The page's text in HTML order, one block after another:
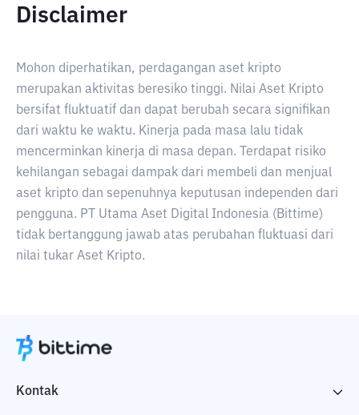
Disclaimer
Mohon diperhatikan, perdagangan aset kripto
merupakan aktivitas beresiko tinggi. Nilai Aset Kripto
bersifat fluktuatif dan dapat berubah secara signifikan
dari waktu ke waktu. Kinerja pada masa lalu tidak
mencerminkan kinerja di masa depan. Terdapat risiko
kehilangan sebagai dampak dari membeli dan menjual
aset kripto dan sepenuhnya keputusan independen dari
pengguna. PT Utama Aset Digital Indonesia (Bittime)
tidak bertanggung jawab atas perubahan fluktuasi dari
nilai tukar Aset Kripto.
Kontak